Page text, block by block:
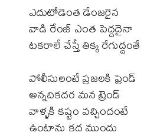
ఎదుటోడెంత డేంజరైన
వాడి రేంజ్ ఎంత పెద్దదైనా
టకరాలే చేస్తే తిక్క రేగుద్దంతే
పోలీసులంటే ప్రజలకి ఫ్రెండ్
అన్నదికదర మన ట్రెండ్
వాళ్ళకి కష్టం వచ్చిందంటే
ఉంటాను కద ముందు